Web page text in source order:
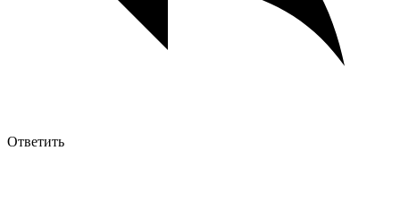
Ответить